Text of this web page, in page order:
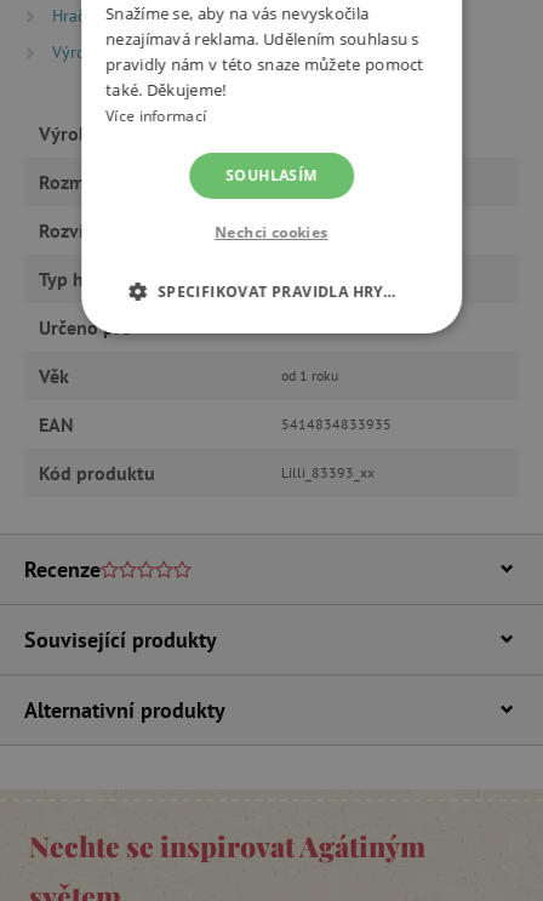
Hračky dle věku
Hry a hračky pro batolata
Výrobci
Lilliputiens
Výrobce
Rozměry 16 x 20,5 x 14 cm
Rozvíjí smysly, motoriku
Typ hračky
Určeno pro
Věk od 1 roku
EAN 5414834833935
Kód produktu Lilli_83393_xx
Recenze
Související produkty
Alternativní produkty
Nechte se inspirovat Agátiným
Snažíme se, aby na vás nevyskočila
nezajímavá reklama. Udělením souhlasu s
pravidly nám v této snaze můžete pomoct
také. Děkujeme!
Více informací
SOUHLASÍM
Nechci cookies
SPECIFIKOVAT PRAVIDLA HRY…
NEZBYTNĚ NUTNÉ COOKIES
Nezbytně nutné soubory cookie umožňují
Název
Provider